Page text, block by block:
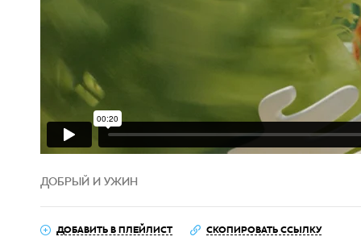
ДОБРЫЙ И УЖИН
ДОБАВИТЬ В ПЛЕЙЛИСТ СКОПИРОВАТЬ ССЫЛКУ